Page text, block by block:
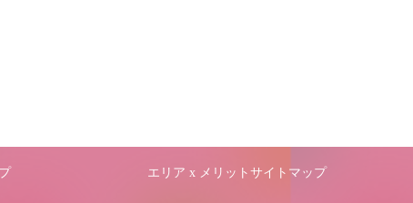
エリア x メリットサイトマップ